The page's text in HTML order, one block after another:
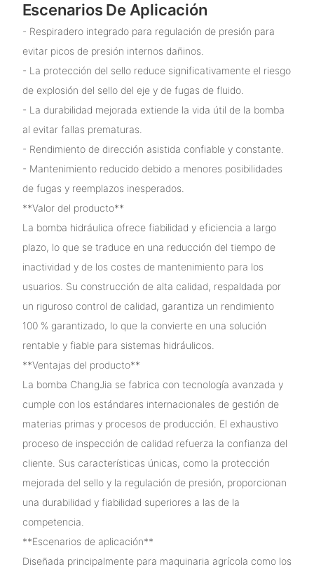
Escenarios De Aplicación
- Respiradero integrado para regulación de presión para
evitar picos de presión internos dañinos.
- La protección del sello reduce significativamente el riesgo
de explosión del sello del eje y de fugas de fluido.
- La durabilidad mejorada extiende la vida útil de la bomba
al evitar fallas prematuras.
- Rendimiento de dirección asistida confiable y constante.
- Mantenimiento reducido debido a menores posibilidades
de fugas y reemplazos inesperados.
**Valor del producto**
La bomba hidráulica ofrece fiabilidad y eficiencia a largo
plazo, lo que se traduce en una reducción del tiempo de
inactividad y de los costes de mantenimiento para los
usuarios. Su construcción de alta calidad, respaldada por
un riguroso control de calidad, garantiza un rendimiento
100 % garantizado, lo que la convierte en una solución
rentable y fiable para sistemas hidráulicos.
**Ventajas del producto**
La bomba ChangJia se fabrica con tecnología avanzada y
cumple con los estándares internacionales de gestión de
materias primas y procesos de producción. El exhaustivo
proceso de inspección de calidad refuerza la confianza del
cliente. Sus características únicas, como la protección
mejorada del sello y la regulación de presión, proporcionan
una durabilidad y fiabilidad superiores a las de la
competencia.
**Escenarios de aplicación**
Diseñada principalmente para maquinaria agrícola como los